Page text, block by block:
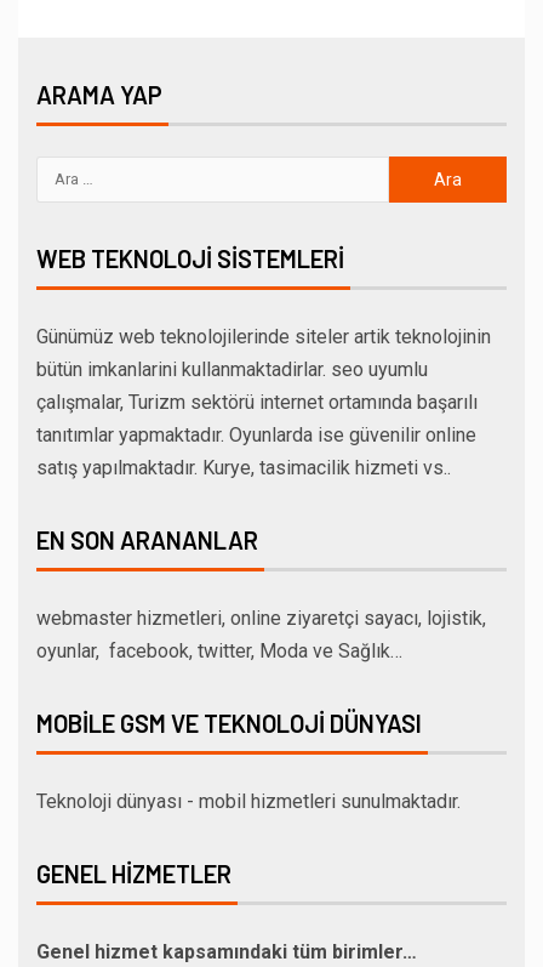
ARAMA YAP
WEB TEKNOLOJI SISTEMLERI
Günümüz web teknolojilerinde siteler artik teknolojinin
bütün imkanlarini kullanmaktadirlar. seo uyumlu
çalışmalar, Turizm sektörü internet ortamında başarılı
tanıtımlar yapmaktadır. Oyunlarda ise güvenilir online
satış yapılmaktadır. Kurye, tasimacilik hizmeti vs..
EN SON ARANANLAR
webmaster hizmetleri, online ziyaretçi sayacı, lojistik,
oyunlar, facebook, twitter, Moda ve Sağlık…
MOBILE GSM VE TEKNOLOJI DÜNYASI
Teknoloji dünyası - mobil hizmetleri sunulmaktadır.
GENEL HIZMETLER
Genel hizmet kapsamındaki tüm birimler…